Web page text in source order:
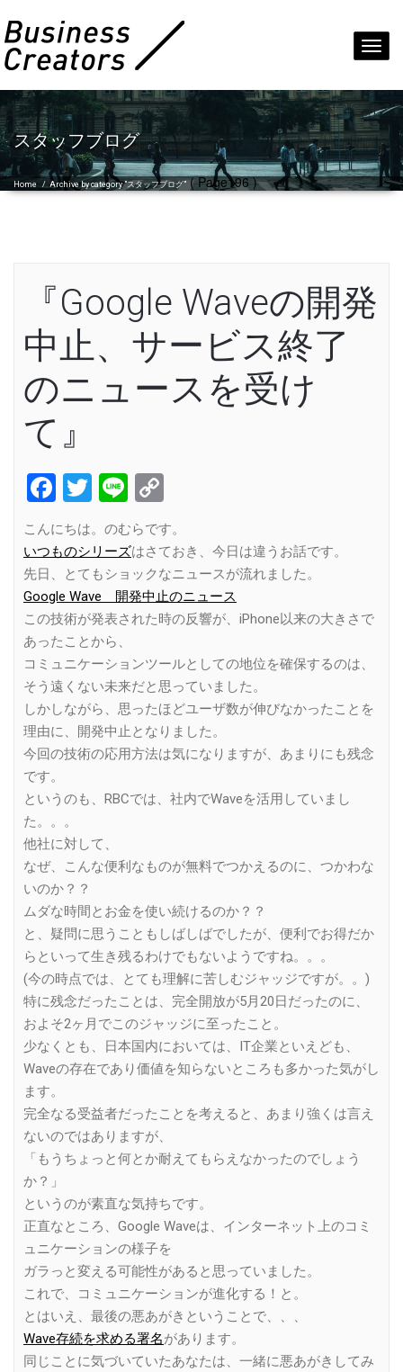
スタッフブログ
Home /Archive by category "スタッフブログ"( Page196 )
『Google Waveの開発
中止、サービス終了
のニュースを受け
て』
Facebook
Twitter
Line
Link
こんにちは。のむらです。
いつものシリーズはさておき、今日は違うお話です。
先日、とてもショックなニュースが流れました。
Google Wave 開発中止のニュース
この技術が発表された時の反響が、iPhone以来の大きさで
あったことから、
コミュニケーションツールとしての地位を確保するのは、
そう遠くない未来だと思っていました。
しかしながら、思ったほどユーザ数が伸びなかったことを
理由に、開発中止となりました。
今回の技術の応用方法は気になりますが、あまりにも残念
です。
というのも、RBCでは、社内でWaveを活用していまし
た。。。
他社に対して、
なぜ、こんな便利なものが無料でつかえるのに、つかわな
いのか？？
ムダな時間とお金を使い続けるのか？？
と、疑問に思うこともしばしばでしたが、便利でお得だか
らといって生き残るわけでもないようですね。。。
(今の時点では、とても理解に苦しむジャッジですが。。)
特に残念だったことは、完全開放が5月20日だったのに、
およそ2ヶ月でこのジャッジに至ったこと。
少なくとも、日本国内においては、IT企業といえども、
Waveの存在であり価値を知らないところも多かった気がし
ます。
完全なる受益者だったことを考えると、あまり強くは言え
ないのではありますが、
「もうちょっと何とか耐えてもらえなかったのでしょう
か？」
というのが素直な気持ちです。
正直なところ、Google Waveは、インターネット上のコミ
ュニケーションの様子を
ガラっと変える可能性があると思っていました。
これで、コミュニケーションが進化する！と。
とはいえ、最後の悪あがきということで、、、
Wave存続を求める署名があります。
同じことに気づいていたあなたは、一緒に悪あがきしてみ